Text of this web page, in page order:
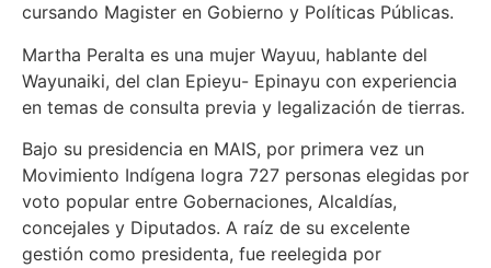
cursando Magister en Gobierno y Políticas Públicas.
Martha Peralta es una mujer Wayuu, hablante del
Wayunaiki, del clan Epieyu- Epinayu con experiencia
en temas de consulta previa y legalización de tierras.
Bajo su presidencia en MAIS, por primera vez un
Movimiento Indígena logra 727 personas elegidas por
voto popular entre Gobernaciones, Alcaldías,
concejales y Diputados. A raíz de su excelente
gestión como presidenta, fue reelegida por